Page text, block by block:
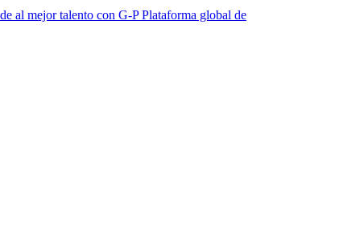
con G-P Plataforma global de